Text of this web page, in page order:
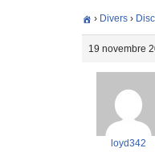
› Divers ›
19 novembre
loyd342